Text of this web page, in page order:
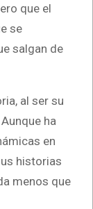
que el
se
salgan de
al ser su
ha
en
historias
menos que